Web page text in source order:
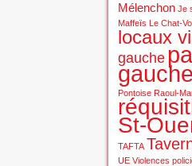
Mélenchon Je
Maffeïs Le Chat-
locaux
gauche
Pontoise Raoul-
St-
TAFTA
UE Violences